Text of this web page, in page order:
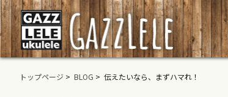
トップページ > BLOG > 伝えたいなら、まずハマれ！